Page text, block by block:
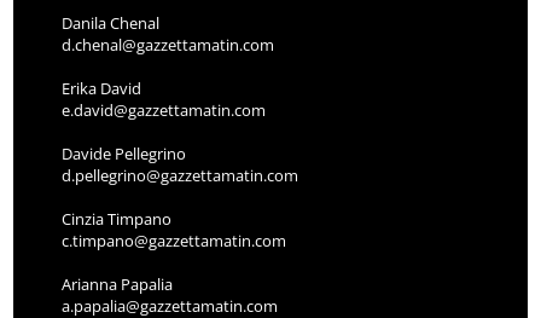
Danila Chenal
d.chenal@gazzettamatin.com
Erika David
e.david@gazzettamatin.com
Davide Pellegrino
d.pellegrino@gazzettamatin.com
Cinzia Timpano
c.timpano@gazzettamatin.com
Arianna Papalia
a.papalia@gazzettamatin.com